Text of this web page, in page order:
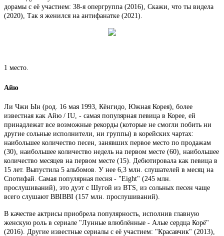
дорамы с её участием: 38-я опергруппа (2016), Скажи, что ты видела
(2020), Так я женился на антифанатке (2021).
1 место.
Айю
Ли Чжи Ын (род. 16 мая 1993, Кёнгидо, Южная Корея), более
известная как Айю / IU, - самая популярная певица в Корее, ей
принадлежат все возможные рекорды (которые не смогли побить ни
другие сольные исполнители, ни группы) в корейских чартах:
наибольшее количество песен, занявших первое место по продажам
(30), наибольшее количество недель на первом месте (60), наибольшее
количество месяцев на первом месте (15). Дебютировала как певица в
15 лет. Выпустила 5 альбомов. У нее 6,3 млн. слушателей в месяц на
Спотифай. Самая популярная песня - "Eight" (245 млн.
прослушиваний), это дуэт с Шугой из BTS, из сольных песен чаще
всего слушают BBIBBI (157 млн. прослушиваний).
В качестве актрисы приобрела популярность, исполнив главную
женскую роль в сериале "Лунные влюблённые - Алые сердца Корё"
(2016). Другие известные сериалы с её участием: "Красавчик" (2013),